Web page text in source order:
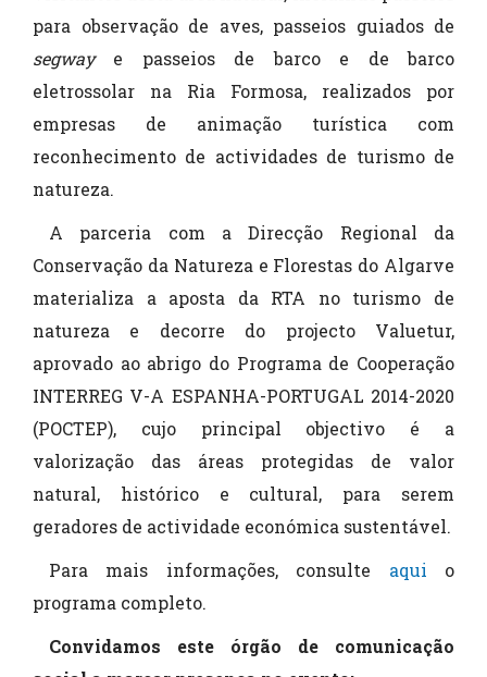
para observação de aves, passeios guiados de
segwaye passeios de barco e de barco
eletrossolar na Ria Formosa, realizados por
empresas de animação turística com
reconhecimento de actividades de turismo de
natureza.
A parceria com a Direcção Regional da
Conservação da Natureza e Florestas do Algarve
materializa a aposta da RTA no turismo de
natureza e decorre do projecto Valuetur,
aprovado ao abrigo do Programa de Cooperação
INTERREG V-A ESPANHA-PORTUGAL 2014-2020
(POCTEP), cujo principal objectivo é a
valorização das áreas protegidas de valor
natural, histórico e cultural, para serem
geradores de actividade económica sustentável.
Para mais informações, consulte aqui o
programa completo.
Convidamos este órgão de comunicação